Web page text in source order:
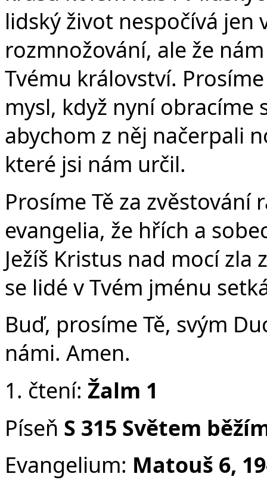
v
lidský život nespočívá jen
rozmnožování, ale že
Tvému království.
mysl, když nyní obracíme
abychom z něj načerpali
které jsi nám určil.
Prosíme Tě za
evangelia, že hřích a
Ježíš Kristus nad mocí zla
se lidé v Tvém jménu
Buď, prosíme Tě, svým
námi. Amen.
1. čtení: Žalm 1
Píseň S 315 Světem
Evangelium: Matouš 6,